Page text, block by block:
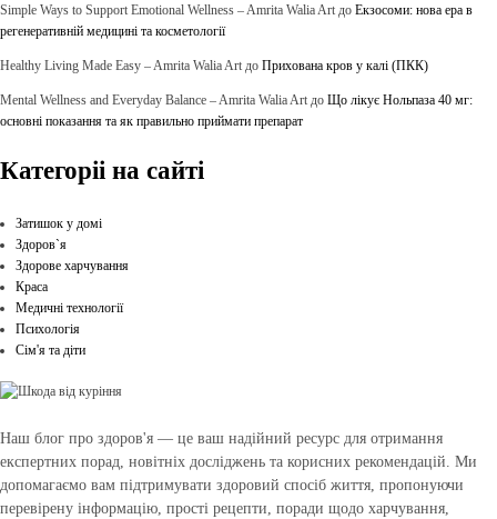
Simple Ways to Support Emotional Wellness – Amrita Walia Art до Екзосоми: нова ера в
регенеративній медицині та косметології
Healthy Living Made Easy – Amrita Walia Art до Прихована кров у калі (ПКК)
Mental Wellness and Everyday Balance – Amrita Walia Art до Що лікує Нольпаза 40 мг:
основні показання та як правильно приймати препарат
Категоріі на сайті
Затишок у домі
Здоров`я
Здорове харчування
Краса
Медичні технології
Психологія
Сім'я та діти
Наш блог про здоров'я — це ваш надійний ресурс для отримання
експертних порад, новітніх досліджень та корисних рекомендацій. Ми
допомагаємо вам підтримувати здоровий спосіб життя, пропонуючи
перевірену інформацію, прості рецепти, поради щодо харчування,